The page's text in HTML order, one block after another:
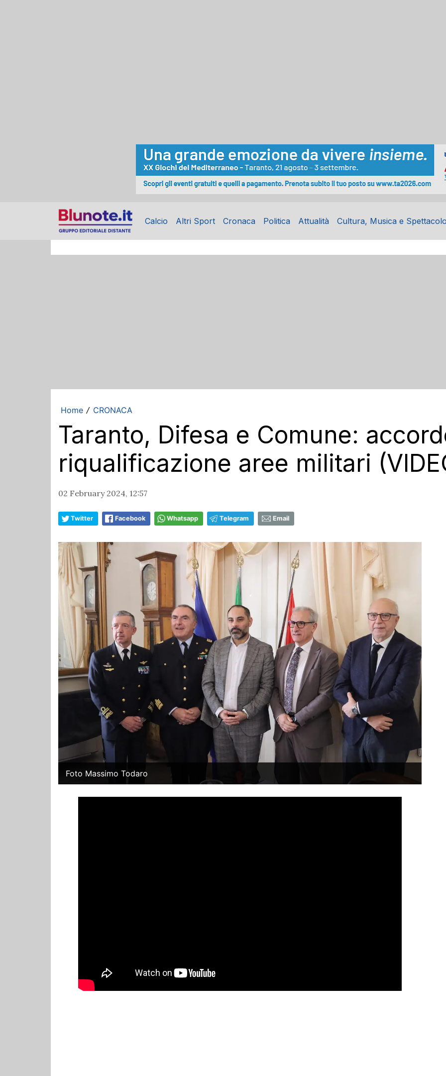
Calcio Altri Sport Cronaca Politica Attualità Cultura, Musica e
Home / CRONACA
Taranto, Difesa e Comune:
riqualificazione aree militari
02 February 2024, 12:57
Twitter Facebook Whatsapp Telegram Email
Foto Massimo Todaro